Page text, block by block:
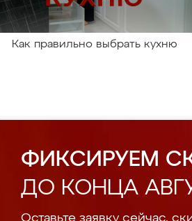
Как правильно выбрать кухню
ФИКСИРУЕМ
ДО КОНЦА
Оставьте заявку сейчас,